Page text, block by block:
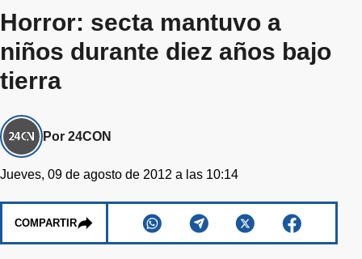
Horror: secta mantuvo a
niños durante diez años bajo
tierra
Por 24CON
Jueves, 09 de agosto de 2012 a las 10:14
COMPARTIR